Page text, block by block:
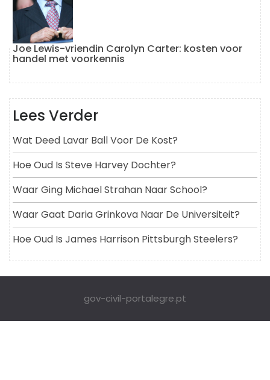
Joe Lewis-vriendin Carolyn Carter: kosten voor
handel met voorkennis
Lees Verder
Wat Deed Lavar Ball Voor De Kost?
Hoe Oud Is Steve Harvey Dochter?
Waar Ging Michael Strahan Naar School?
Waar Gaat Daria Grinkova Naar De Universiteit?
Hoe Oud Is James Harrison Pittsburgh Steelers?
gov-civil-portalegre.pt